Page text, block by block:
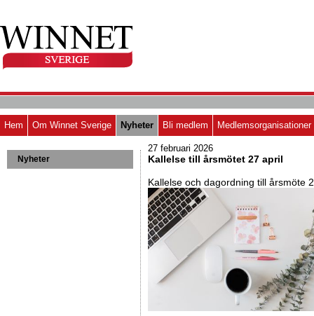
Hem Om Winnet Sverige Nyheter Bli medlem Medlemsorganisationer
Nyheter
27 februari 2026
Kallelse till årsmötet 27 april
Kallelse och dagordning till årsmöte